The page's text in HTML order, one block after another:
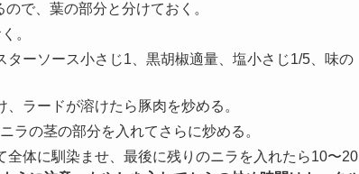
で、葉の部分と分けておく。
。
ーソース小さじ1、黒胡椒適量、塩小さじ1/5、味の
ラードが溶けたら豚肉を炒める。
ラの茎の部分を入れてさらに炒める。
体に馴染ませ、最後に残りのニラを入れたら10〜20